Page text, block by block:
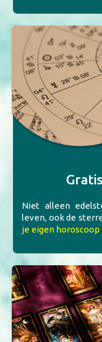
Niet alleen
leven, ook de
je eigen horoscoop